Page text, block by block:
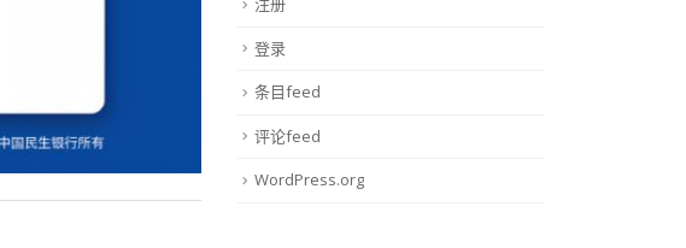
登录
条目feed
评论feed
WordPress.org